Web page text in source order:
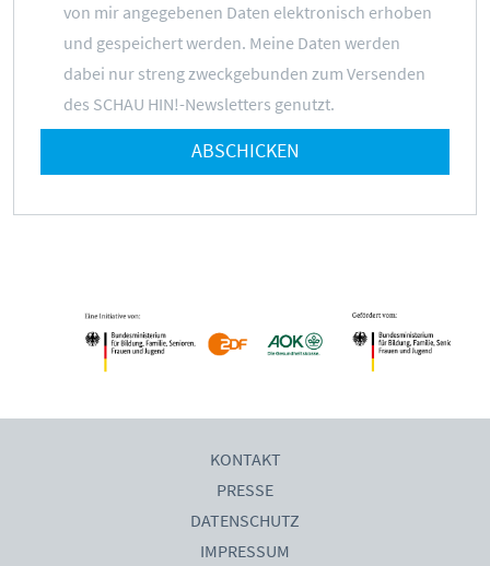
von mir angegebenen Daten elektronisch erhoben
und gespeichert werden. Meine Daten werden
dabei nur streng zweckgebunden zum Versenden
des SCHAU HIN!-Newsletters genutzt.
ABSCHICKEN
KONTAKT
PRESSE
DATENSCHUTZ
IMPRESSUM